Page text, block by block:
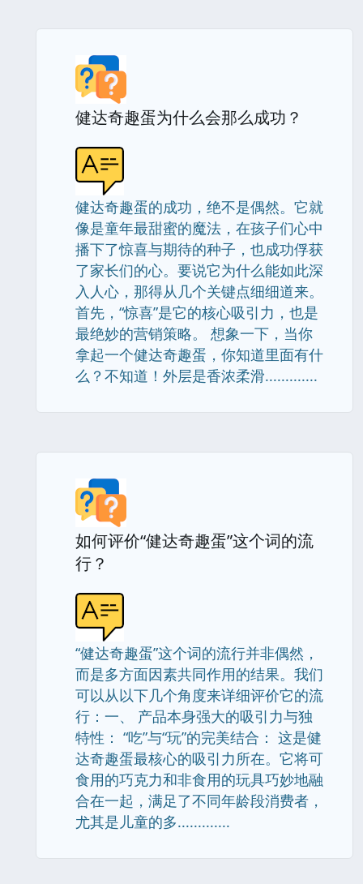
健达奇趣蛋为什么会那么成功？
健达奇趣蛋的成功，绝不是偶然。它就
像是童年最甜蜜的魔法，在孩子们心中
播下了惊喜与期待的种子，也成功俘获
了家长们的心。要说它为什么能如此深
入人心，那得从几个关键点细细道来。
首先，“惊喜”是它的核心吸引力，也是
最绝妙的营销策略。 想象一下，当你
拿起一个健达奇趣蛋，你知道里面有什
么？不知道！外层是香浓柔滑.............
如何评价“健达奇趣蛋”这个词的流
行？
“健达奇趣蛋”这个词的流行并非偶然，
而是多方面因素共同作用的结果。我们
可以从以下几个角度来详细评价它的流
行：一、 产品本身强大的吸引力与独
特性： “吃”与“玩”的完美结合： 这是健
达奇趣蛋最核心的吸引力所在。它将可
食用的巧克力和非食用的玩具巧妙地融
合在一起，满足了不同年龄段消费者，
尤其是儿童的多.............